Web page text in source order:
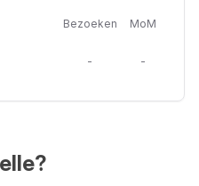
Bezoeken MoM
- -